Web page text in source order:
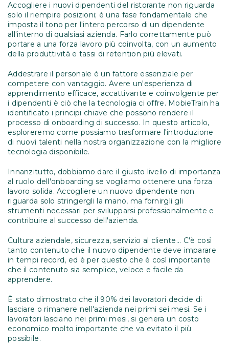
Accogliere i nuovi dipendenti del ristorante non riguarda
solo il riempire posizioni; è una fase fondamentale che
imposta il tono per l'intero percorso di un dipendente
all'interno di qualsiasi azienda. Farlo correttamente può
portare a una forza lavoro più coinvolta, con un aumento
della produttività e tassi di retention più elevati.
Addestrare il personale è un fattore essenziale per
competere con vantaggio. Avere un'esperienza di
apprendimento efficace, accattivante e coinvolgente per
i dipendenti è ciò che la tecnologia ci offre. MobieTrain ha
identificato i principi chiave che possono rendere il
processo di onboarding di successo. In questo articolo,
esploreremo come possiamo trasformare l'introduzione
di nuovi talenti nella nostra organizzazione con la migliore
tecnologia disponibile.
Innanzitutto, dobbiamo dare il giusto livello di importanza
al ruolo dell'onboarding se vogliamo ottenere una forza
lavoro solida. Accogliere un nuovo dipendente non
riguarda solo stringergli la mano, ma fornirgli gli
strumenti necessari per svilupparsi professionalmente e
contribuire al successo dell'azienda.
Cultura aziendale, sicurezza, servizio al cliente... C'è così
tanto contenuto che il nuovo dipendente deve imparare
in tempi record, ed è per questo che è così importante
che il contenuto sia semplice, veloce e facile da
apprendere.
È stato dimostrato che il 90% dei lavoratori decide di
lasciare o rimanere nell'azienda nei primi sei mesi. Se i
lavoratori lasciano nei primi mesi, si genera un costo
economico molto importante che va evitato il più
possibile.